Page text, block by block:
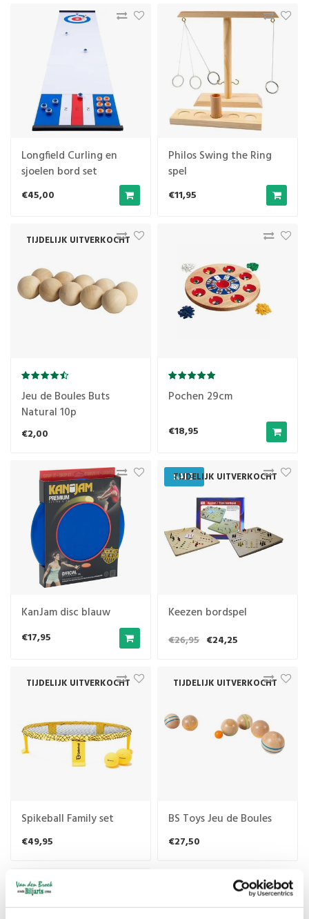
Longfield Curling en
sjoelen bord set
€45,00
Philos Swing the Ring
spel
€11,95
TIJDELIJK UITVERKOCHT
Jeu de Boules Buts
Natural 10p
€2,00
Pochen 29cm
€18,95
KanJam disc blauw
€17,95
SALE
TIJDELIJK UITVERKOCHT
Keezen bordspel
€26,95 €24,25
TIJDELIJK UITVERKOCHT
Spikeball Family set
€49,95
TIJDELIJK UITVERKOCHT
BS Toys Jeu de Boules
€27,50
TIJDELIJK UITVERKOCHT